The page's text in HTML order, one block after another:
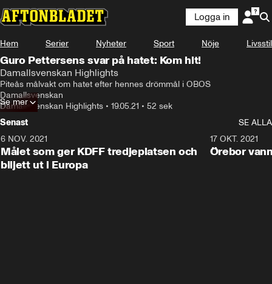
Logga in
Hem Serier Nyheter Sport Nöje Livsstil
Guro Pettersens svar på hatet: Kom hit!
Damallsvenskan Highlights
Piteås målvakt om hatet efter hennes drömmål i OBOS
Damallsvenskan
Damallsvenskan Highlights • 19.05.21 • 52 sek
Se mer
Senast
SE ALLA
6 NOV. 2021
Målet som ger KDFF tredjeplatsen och
biljett ut i Europa
17 OKT. 2021
Örebor